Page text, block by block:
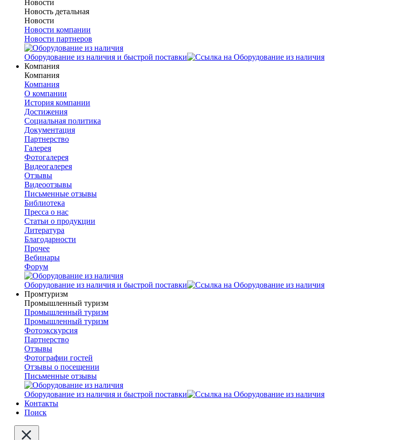
Новости
Новость детальная
Новости
Новости компании
Новости партнеров
Оборудование из наличия и быстрой поставки
Компания
Компания
Компания
О компании
История компании
Достижения
Социальная политика
Документация
Партнерство
Галерея
Фотогалерея
Видеогалерея
Отзывы
Видеоотзывы
Письменные отзывы
Библиотека
Пресса о нас
Статьи о продукции
Литература
Благодарности
Прочее
Вебинары
Форум
Оборудование из наличия и быстрой поставки
Промтуризм
Промышленный туризм
Промышленный туризм
Промышленный туризм
Фотоэкскурсия
Партнерство
Отзывы
Фотографии гостей
Отзывы о посещении
Письменные отзывы
Оборудование из наличия и быстрой поставки
Контакты
Поиск